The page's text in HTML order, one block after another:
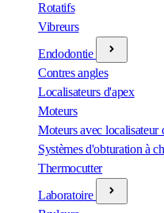
Rotatifs
Vibreurs
Endodontie
Contres angles
Localisateurs d'apex
Moteurs
Moteurs avec localisateur
Systèmes d'obturation à
Thermocutter
Laboratoire